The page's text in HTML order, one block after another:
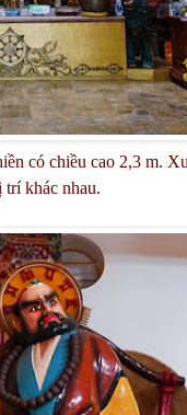
có chiều cao 2,3 m.
trí khác nhau.